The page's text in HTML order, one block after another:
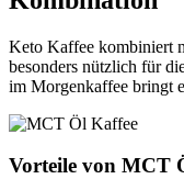
Keto Kaffee kombiniert
besonders nützlich für
im Morgenkaffee bringt
Vorteile von MCT